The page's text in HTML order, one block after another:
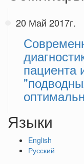
20 Май 2017г.
пациента
Языки
English
Русский